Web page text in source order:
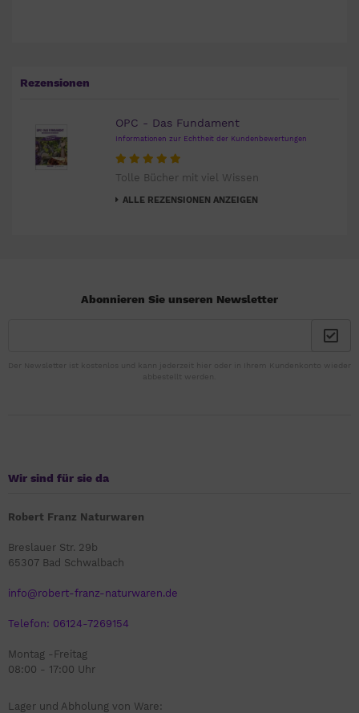
Rezensionen
OPC - Das Fundament
Informationen zur Echtheit der Kundenbewertungen
Tolle Bücher mit viel Wissen
ALLE REZENSIONEN ANZEIGEN
Abonnieren Sie unseren Newsletter
Der Newsletter ist kostenlos und kann jederzeit hier oder in Ihrem Kundenkonto wieder
abbestellt werden.
Wir sind für sie da
Robert Franz Naturwaren
Breslauer Str. 29b
65307 Bad Schwalbach
info@robert-franz-naturwaren.de
Telefon: 06124-7269154
Montag -Freitag
08:00 - 17:00 Uhr
Lager und Abholung von Ware: